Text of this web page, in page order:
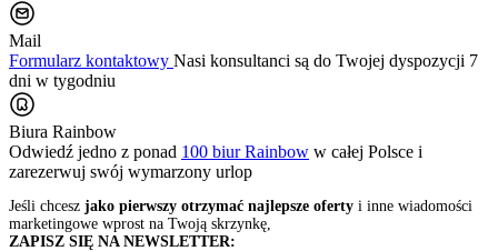
Mail
Formularz kontaktowy Nasi konsultanci są do Twojej dyspozycji 7
dni w tygodniu
Biura Rainbow
Odwiedź jedno z ponad 100 biur Rainbow w całej Polsce i
zarezerwuj swój wymarzony urlop
Jeśli chcesz jako pierwszy otrzymać najlepsze oferty i inne wiadomości
marketingowe wprost na Twoją skrzynkę,
ZAPISZ SIĘ NA NEWSLETTER: